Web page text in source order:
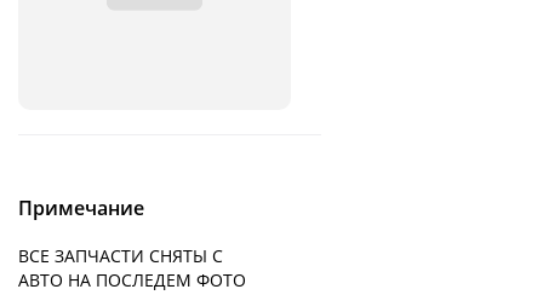
Примечание
ВСЕ ЗАПЧАСТИ СНЯТЫ С
АВТО НА ПОСЛЕДЕМ ФОТО